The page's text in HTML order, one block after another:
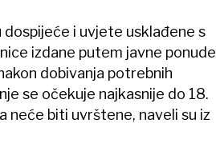
i uvjete usklađene s
izdane putem javne ponude
dobivanja potrebnih
se očekuje najkasnije do 18.
neće biti uvrštene, naveli su iz